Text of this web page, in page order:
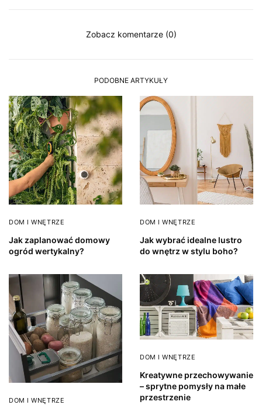
Zobacz komentarze (0)
PODOBNE ARTYKUŁY
DOM I WNĘTRZE
Jak zaplanować domowy
ogród wertykalny?
DOM I WNĘTRZE
Jak wybrać idealne lustro
do wnętrz w stylu boho?
DOM I WNĘTRZE
DOM I WNĘTRZE
Kreatywne przechowywanie
– sprytne pomysły na małe
przestrzenie